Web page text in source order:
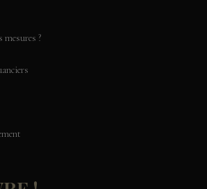
mesures ?